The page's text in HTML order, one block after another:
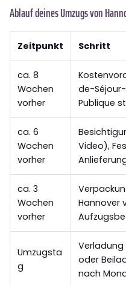
Ablauf deines Umzugs von
Zeitpunkt Schritt
ca. 8
Wochen
vorher
de-
Publique
ca. 6
Wochen
vorher
Video),
ca. 3
Wochen
vorher
Hannover
Umzugsta
g
Verladung
oder
nach